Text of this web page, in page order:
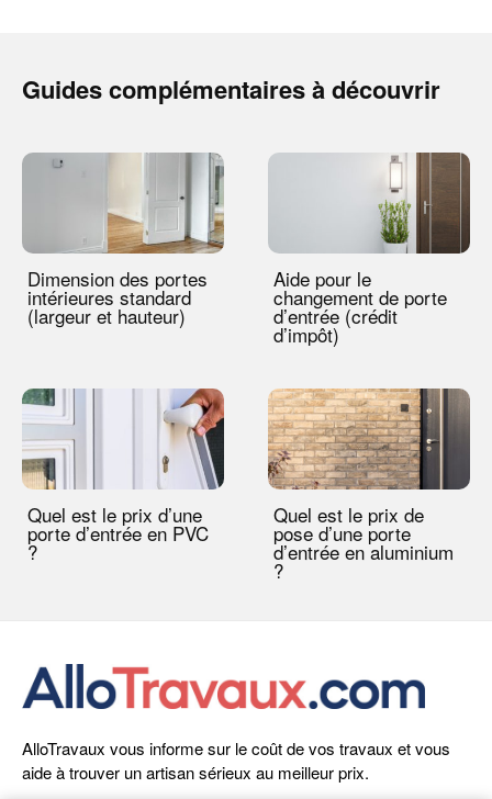
Guides complémentaires à découvrir
Dimension des portes
intérieures standard
(largeur et hauteur)
Aide pour le
changement de porte
d’entrée (crédit
d’impôt)
Quel est le prix d’une
porte d’entrée en PVC
?
Quel est le prix de
pose d’une porte
d’entrée en aluminium
?
AlloTravaux vous informe sur le coût de vos travaux et vous
aide à trouver un artisan sérieux au meilleur prix.